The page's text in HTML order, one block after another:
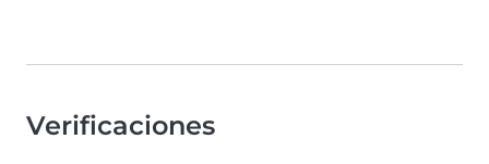
Verificaciones